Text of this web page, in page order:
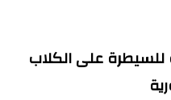
على الكلاب